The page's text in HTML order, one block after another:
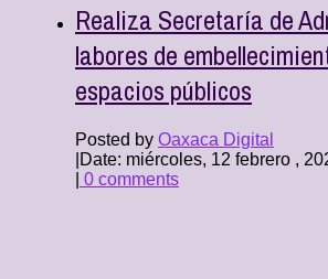
Realiza Secretaría de
labores de
espacios públicos
Posted by Oaxaca Digital
Date: miércoles, 12 febrero ,
0 comments